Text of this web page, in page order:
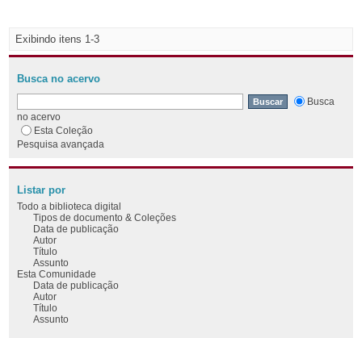
Exibindo itens 1-3
Busca no acervo
Busca
no acervo
Esta Coleção
Pesquisa avançada
Listar por
Todo a biblioteca digital
Tipos de documento & Coleções
Data de publicação
Autor
Título
Assunto
Esta Comunidade
Data de publicação
Autor
Título
Assunto